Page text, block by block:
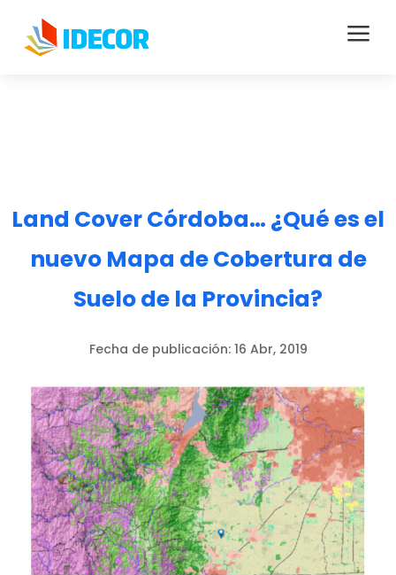
a
Land Cover Córdoba… ¿Qué es el
nuevo Mapa de Cobertura de
Suelo de la Provincia?
Fecha de publicación: 16 Abr, 2019